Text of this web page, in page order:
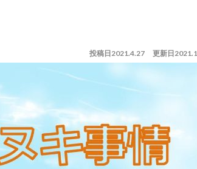
投稿日2021.4.27 更新日